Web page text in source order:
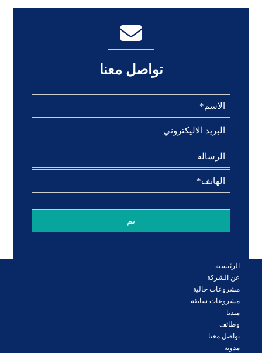
تواصل معنا
الرئيسية
عن الشركة
مشروعات حالية
مشروعات سابقة
ميديا
وظائف
تواصل معنا
مدونة